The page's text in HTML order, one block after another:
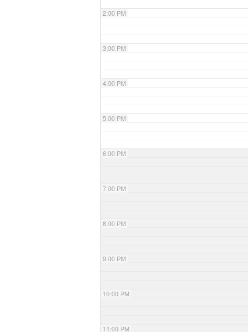
2:00 PM
3:00 PM
4:00 PM
5:00 PM
6:00 PM
7:00 PM
8:00 PM
9:00 PM
10:00 PM
11:00 PM